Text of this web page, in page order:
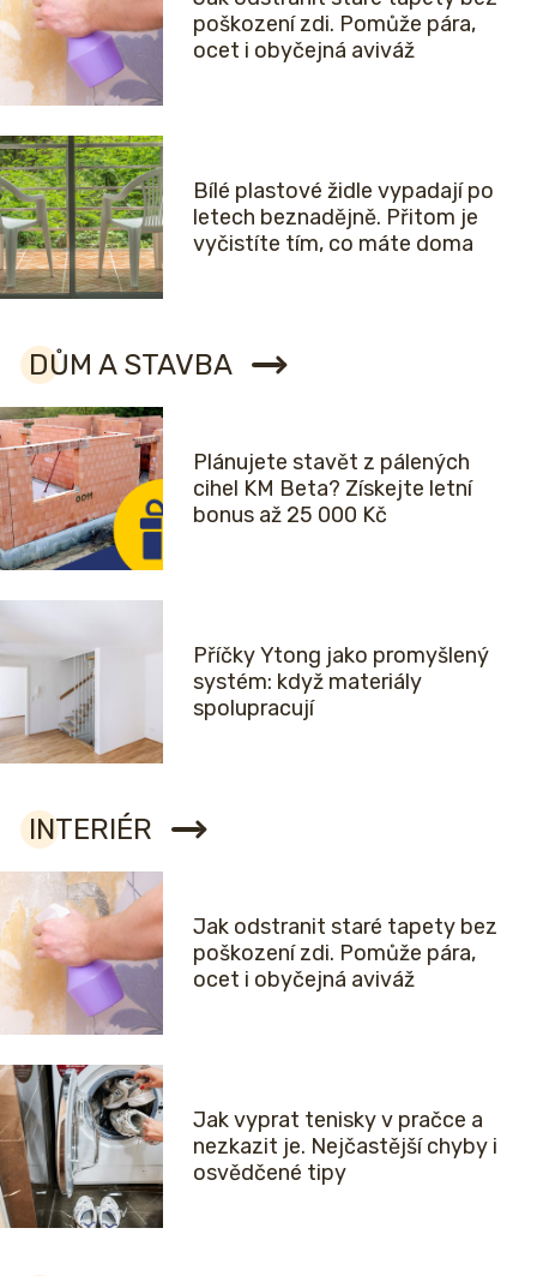
poškození zdi. Pomůže pára,
ocet i obyčejná aviváž
Bílé plastové židle vypadají po
letech beznadějně. Přitom je
vyčistíte tím, co máte doma
DŮM A STAVBA
Plánujete stavět z pálených
cihel KM Beta? Získejte letní
bonus až 25 000 Kč
Příčky Ytong jako promyšlený
systém: když materiály
spolupracují
INTERIÉR
Jak odstranit staré tapety bez
poškození zdi. Pomůže pára,
ocet i obyčejná aviváž
Jak vyprat tenisky v pračce a
nezkazit je. Nejčastější chyby i
osvědčené tipy